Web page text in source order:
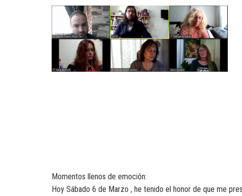
Momentos llenos de emoción:
Hoy Sábado 6 de Marzo , he tenido el honor de que me